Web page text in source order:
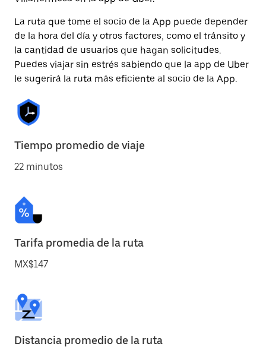
La ruta que tome el socio de la App puede depender
de la hora del día y otros factores, como el tránsito y
la cantidad de usuarios que hagan solicitudes.
Puedes viajar sin estrés sabiendo que la app de Uber
le sugerirá la ruta más eficiente al socio de la App.
Tiempo promedio de viaje
22 minutos
Tarifa promedia de la ruta
MX$147
Distancia promedio de la ruta